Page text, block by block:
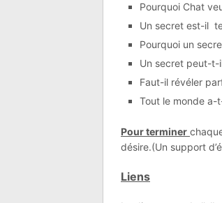
Pourquoi Chat
Un secret est-il
Pourquoi un
Un secret peut-t-
Faut-il révéler
Tout le monde a-
Pour terminer
désire.(Un support
Liens